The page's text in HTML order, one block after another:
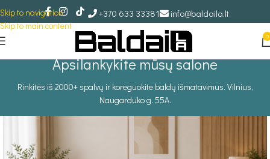
Skip to navigation
Skip to main content
+370 633 33381 info@baldaila.lt
0
Apsilankykite mūsų salone
Rinkitės iš 2000+ spalvų ir koreguokite baldų išmatavimus. Vilnius,
Naugarduko g. 55A.